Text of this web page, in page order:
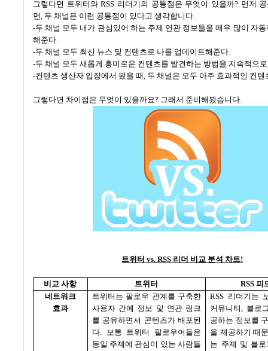
그렇다면 트위터와RSS 리더기의 공통점은 무엇이 있을까? 먼저
면, 두 채널은 이런 공통점이 있다고 생각합니다.
-두 채널 모두 내가 관심있어 하는 주제 연관 정보들을 매우 많이 자
해준다.
-두 채널 모두 최신 뉴스 및 컨텐츠로 나를 업데이트해준다.
-두 채널 모두 새롭게 흥미로운 컨텐츠를 발견하는 방법을 지속적으
-컨텐츠 생산자 입장에서 봤을 때, 두 채널은 모두 아주 효과적인 컨텐
그렇다면 차이점은 무엇이 있을까요? 그래서 준비해봤습니다.
트위터 vs. RSS 리더 비교 분석 차트!
비교 사항 트위터 RSS 피
네트워크
효과
트위터는 팔로우 관계를 구축한
사용자 간에 정보 및 연관 링크
를 공유하면서 콘텐츠가 배포된
다. 보통 트위터 팔로우어들은
동일 주제에 관심이 있는 사람들
RSS 리더기는
커뮤니티, 블로
공하는 정보를
을 제공하기 때
는 주제 및 블